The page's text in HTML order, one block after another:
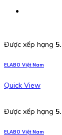
Được xếp hạng
ELABO Việt Nam
Quick View
Được xếp hạng
ELABO Việt Nam